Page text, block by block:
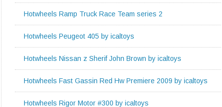
Hotwheels Ramp Truck Race Team series 2
Hotwheels Peugeot 405 by icaltoys
Hotwheels Nissan z Sherif John Brown by icaltoys
Hotwheels Fast Gassin Red Hw Premiere 2009 by icaltoys
Hotwheels Rigor Motor #300 by icaltoys